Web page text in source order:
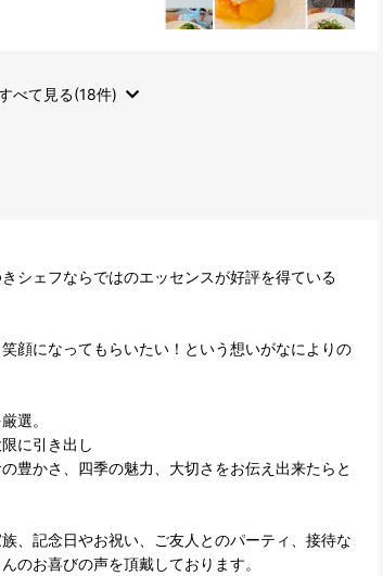
べて見る(18件)
シェフならではのエッセンスが好評を得ている
顔になってもらいたい！という想いがなによりの
選。
に引き出し
豊かさ、四季の魅力、大切さをお伝え出来たらと
、記念日やお祝い、ご友人とのパーティ、接待な
のお喜びの声を頂戴しております。